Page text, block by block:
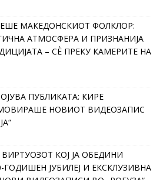
МАКЕДОНСКИОТ ФОЛКЛОР:
АТМОСФЕРА И ПРИЗНАНИЈА
– СÈ ПРЕКУ КАМЕРИТЕ НА
ПУБЛИКАТА: КИРЕ
НОВИОТ ВИДЕОЗАПИС
КОЈ ЈА ОБЕДИНИ
ЈУБИЛЕЈ И ЕКСКЛУЗИВНА